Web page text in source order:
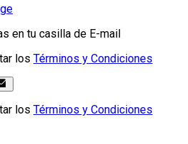
en tu casilla de E-mail
los Términos y Condiciones
los Términos y Condiciones